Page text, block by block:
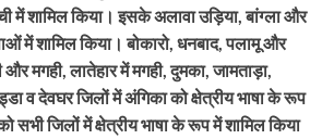
में शामिल किया। इसके अलावा उड़िया, बांग्ला और
में शामिल किया। बोकारो, धनबाद, पलामू और
और मगही, लातेहार में मगही, दुमका, जामताड़ा,
व देवघर जिलों में अंगिका को क्षेत्रीय भाषा के रूप
सभी जिलों में क्षेत्रीय भाषा के रूप में शामिल किया